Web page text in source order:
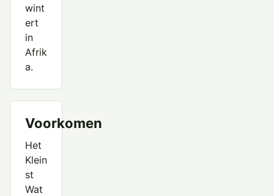
wint
ert
in
Afrik
a.
Voorkomen
Het
Klein
st
Wat